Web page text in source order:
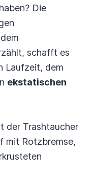
Die
schafft es
Laufzeit, dem
ekstatischen
der Trashtaucher
mit Rotzbremse,